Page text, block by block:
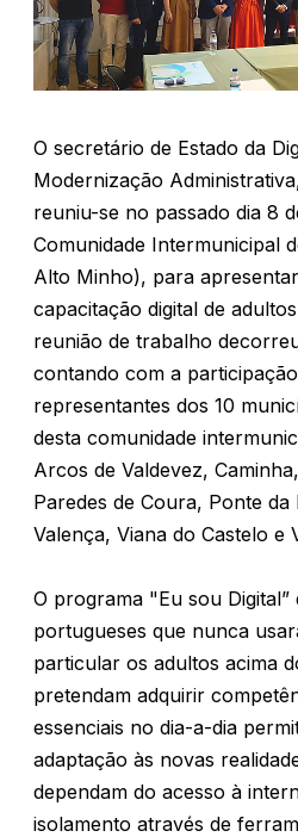
O secretário de Estado da
Modernização
reuniu-se no passado dia 8
Comunidade Intermunicipal
Alto Minho), para
capacitação digital de
reunião de trabalho
contando com a
representantes dos 10
desta comunidade
Arcos de Valdevez,
Paredes de Coura, Ponte
Valença, Viana do Castelo e
O programa "Eu sou Digital”
portugueses que nunca
particular os adultos acima
pretendam adquirir
essenciais no dia-a-dia
adaptação às novas
dependam do acesso à
isolamento através de